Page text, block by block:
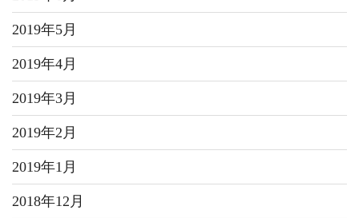
2019年5月
2019年4月
2019年3月
2019年2月
2019年1月
2018年12月